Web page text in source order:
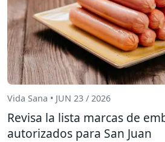
Vida Sana • JUN 23 / 2026
Revisa la lista marcas de
autorizados para San Juan